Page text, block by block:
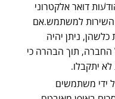
דואר אלקטרוני
השירות למשתמש.אם
ניתן יהיה
החברה, תוך הבהרה כי
יתקבלו.
ידי משתמשים